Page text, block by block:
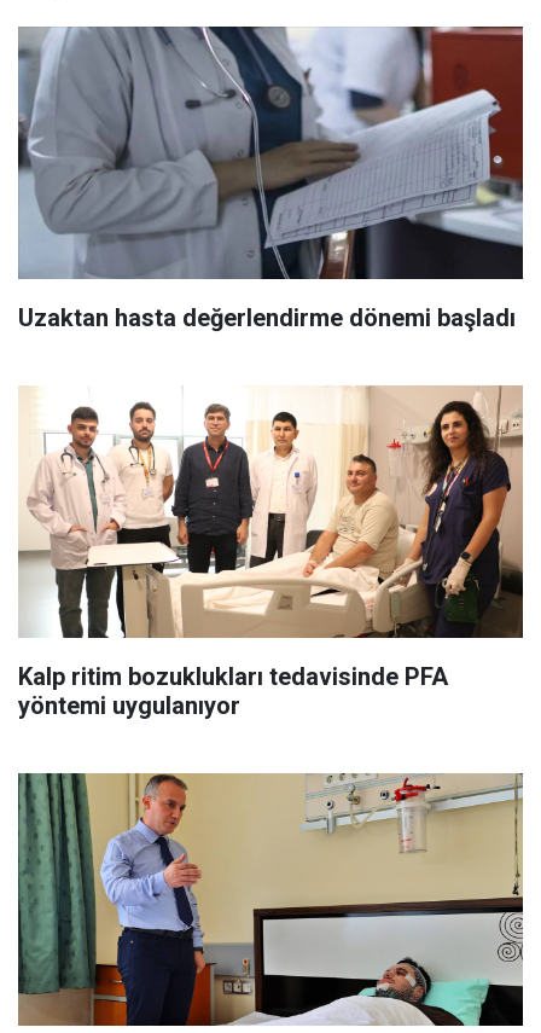
Uzaktan hasta değerlendirme dönemi başladı
Kalp ritim bozuklukları tedavisinde PFA
yöntemi uygulanıyor